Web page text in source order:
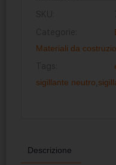
Materiali da
sigillante neutro
Descrizione